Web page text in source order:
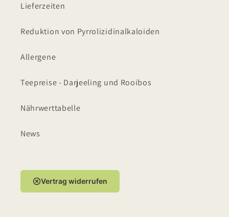
Lieferzeiten
Reduktion von Pyrrolizidinalkaloiden
Allergene
Teepreise - Darjeeling und Rooibos
Nährwerttabelle
News
Vertrag widerrufen